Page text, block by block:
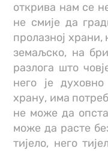
открива нам се
не смије да
пролазној храни,
земаљско, на
разлога што
него је
храну, има
не може да
може да расте
тијело, него